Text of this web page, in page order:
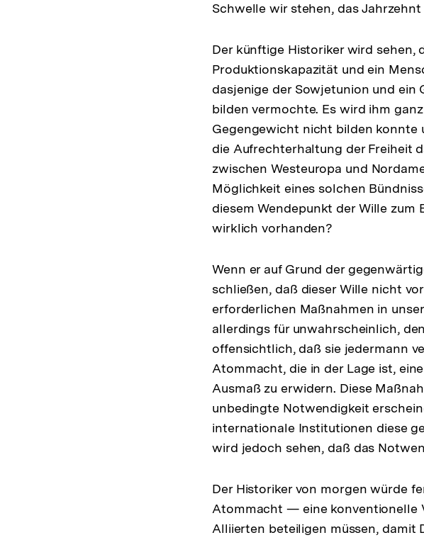
Schwelle wir stehen, das
Der künftige Historiker wird sehen,
Produktionskapazität und ein
dasjenige der Sowjetunion und
bilden vermochte. Es wird ihm
Gegengewicht nicht bilden konnte
die Aufrechterhaltung der Freiheit
zwischen Westeuropa und
Möglichkeit eines solchen
diesem Wendepunkt der Wille zum
wirklich vorhanden?
Wenn er auf Grund der
schließen, daß dieser Wille nicht
erforderlichen Maßnahmen in
allerdings für unwahrscheinlich,
offensichtlich, daß sie jedermann
Atommacht, die in der Lage ist,
Ausmaß zu erwidern. Diese
unbedingte Notwendigkeit
internationale Institutionen diese
wird jedoch sehen, daß das
Der Historiker von morgen würde
Atommacht — eine konventionelle
Alliierten beteiligen müssen, damit